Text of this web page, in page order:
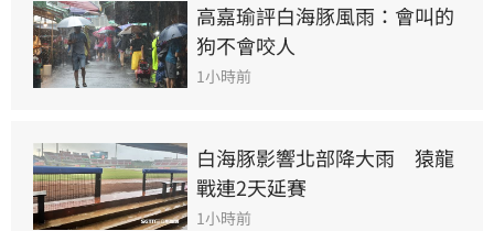
高嘉瑜評白海豚風雨：會叫的
狗不會咬人
1小時前
白海豚影響北部降大雨　猿龍
戰連2天延賽
1小時前